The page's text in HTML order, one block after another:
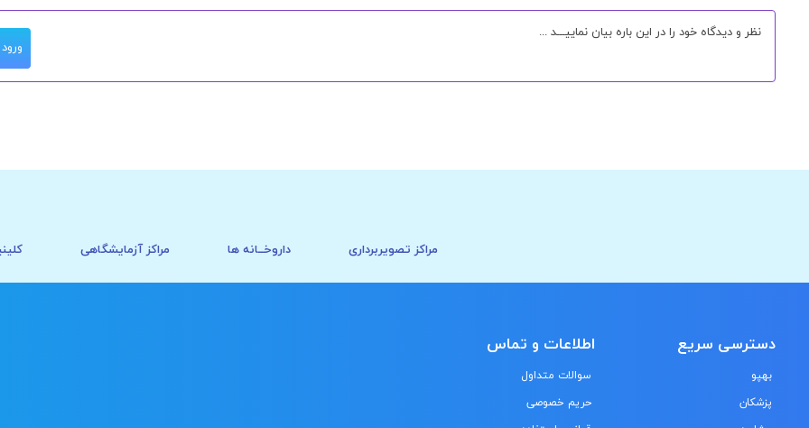
ورود
مراکز تصویربرداری داروخــانه ها مراکز آزمایشگاهی
دسترسی سریع
بهپو
پزشکان
اطلاعات و تماس
سوالات متداول
حریم خصوصی